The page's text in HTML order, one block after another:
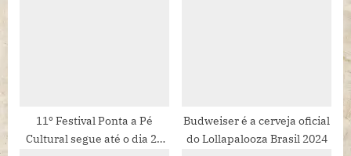
11º Festival Ponta a Pé
Cultural segue até o dia 24
Budweiser é a cerveja oficial
do Lollapalooza Brasil 2024